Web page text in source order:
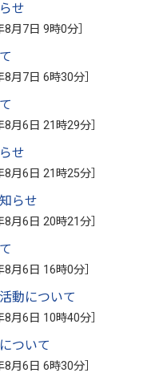
せ
8月7日 9時0分
8月7日 6時30分
8月6日 21時29分
せ
8月6日 21時25分
らせ
8月6日 20時21分
8月6日 16時0分
動について
8月6日 10時40分
ついて
8月6日 6時30分
30日(木曜日） ※終了
8月9日(日曜日)
】
外壁・台所・トイレ等、
込まれる場合を対象とし